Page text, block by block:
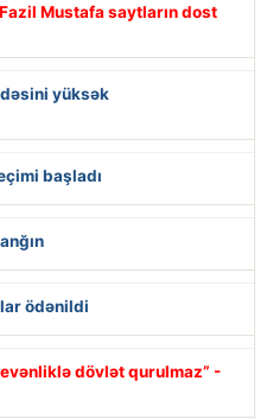
Mustafa saytların dost
yüksək
başladı
ödənildi
dövlət qurulmaz” -